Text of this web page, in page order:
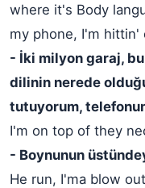
where it's Body
my phone, I'm hittin'
- İki milyon garaj,
dilinin nerede
tutuyorum,
I'm on top of they
- Boynunun
He run, I'ma blow